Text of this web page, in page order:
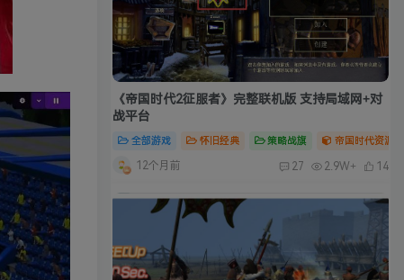
《帝国时代2征服者》完整联机版 支持局域网+对
战平台
全部游戏 怀旧经典 策略战旗 帝国时代资源
12个月前 27 2.9W+ 14